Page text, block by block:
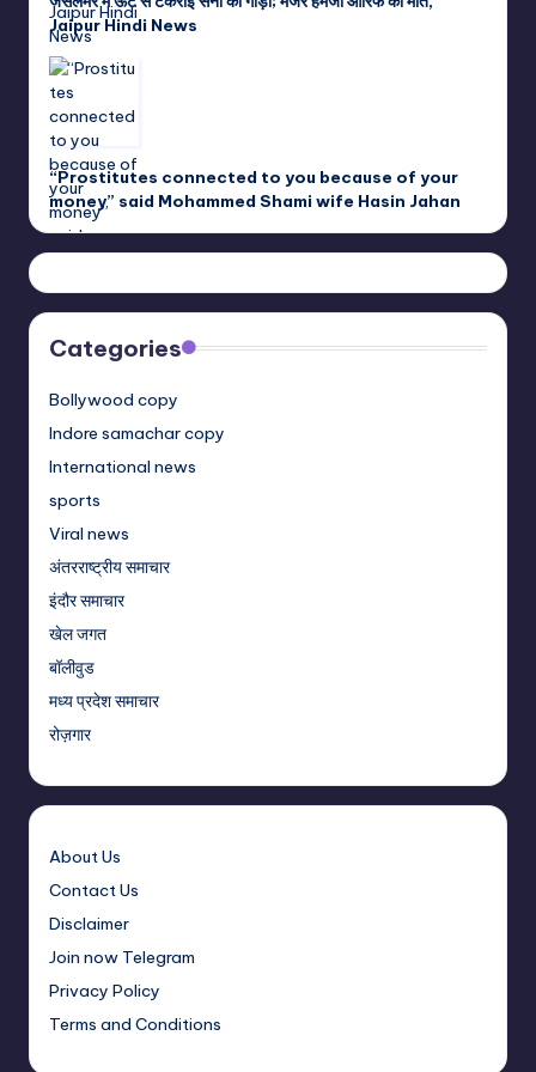
Jaipur Hindi News
“Prostitutes connected to you because of your
money” said Mohammed Shami wife Hasin Jahan
Categories
Bollywood copy
Indore samachar copy
International news
sports
Viral news
अंतरराष्ट्रीय समाचार
इंदौर समाचार
खेल जगत
बॉलीवुड
मध्य प्रदेश समाचार
रोज़गार
About Us
Contact Us
Disclaimer
Join now Telegram
Privacy Policy
Terms and Conditions